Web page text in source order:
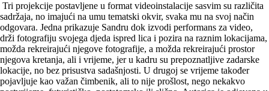
Tri projekcije postavljene u format videoinstalacije sasvim su različita
sadržaja, no imajući na umu tematski okvir, svaka mu na svoj način
odgovara. Jedna prikazuje Sandru dok izvodi performans za video,
drži fotografiju svojega djeda ispred lica i pozira na raznim lokacijama,
možda rekreirajući njegove fotografije, a možda rekreirajući prostor
njegova kretanja, ali i vrijeme, jer u kadru su prepoznatljive zadarske
lokacije, no bez prisustva sadašnjosti. U drugoj se vrijeme također
pojavljuje kao važan čimbenik, ali to nije prošlost, nego nekakvo